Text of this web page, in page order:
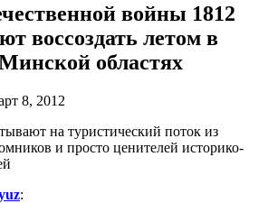
войны 1812
воссоздать летом в
областях
8, 2012
на туристический поток из
и просто ценителей историко-
: